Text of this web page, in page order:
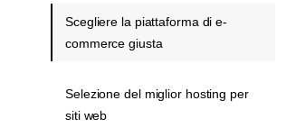
Scegliere la piattaforma di e-
commerce giusta
Selezione del miglior hosting per
siti web